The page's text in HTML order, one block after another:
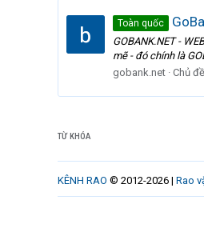
Toàn quốc
GOBANK.NET -
mẽ - đó chính là
gobank.net Chủ đề
TỪ KHÓA
KÊNH RAO © 2012-2026 | Rao